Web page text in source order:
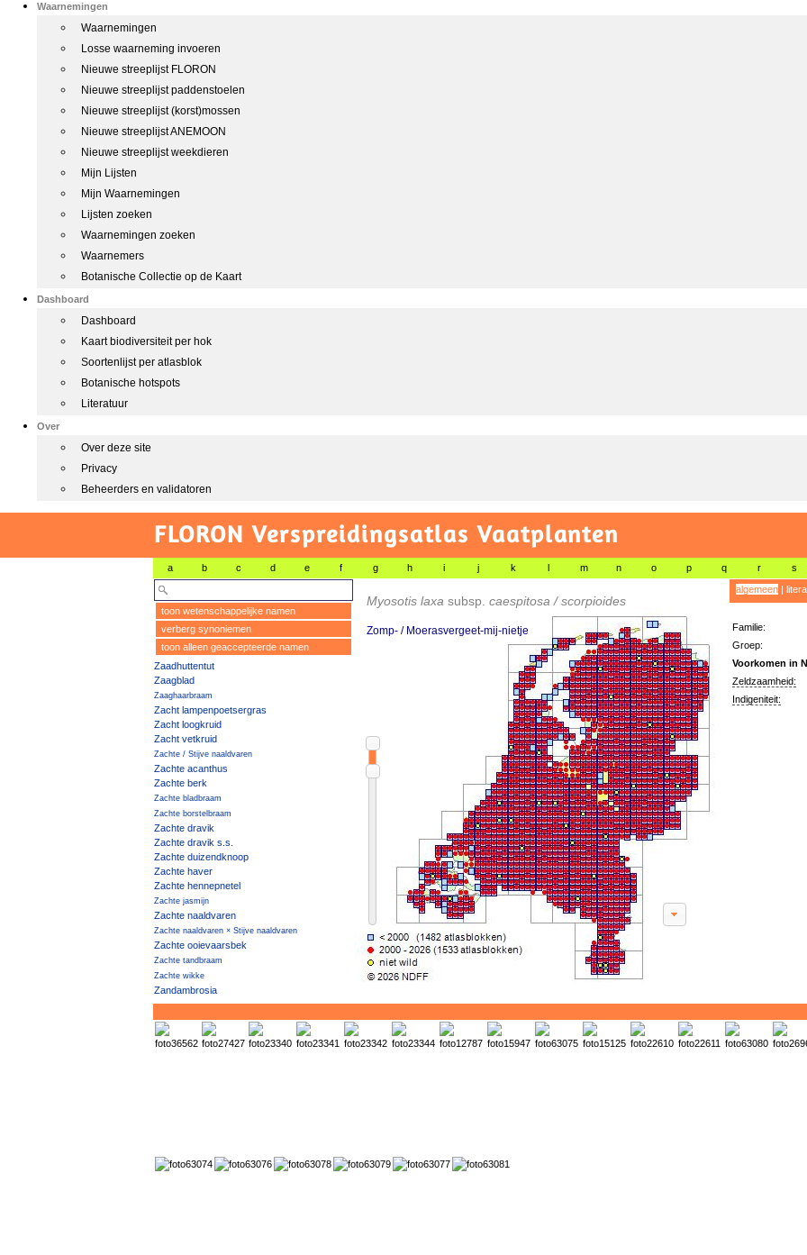
Waarnemingen
Waarnemingen
Losse waarneming invoeren
Nieuwe streeplijst FLORON
Nieuwe streeplijst paddenstoelen
Nieuwe streeplijst (korst)mossen
Nieuwe streeplijst ANEMOON
Nieuwe streeplijst weekdieren
Mijn Lijsten
Mijn Waarnemingen
Lijsten zoeken
Waarnemingen zoeken
Waarnemers
Botanische Collectie op de Kaart
Dashboard
Dashboard
Kaart biodiversiteit per hok
Soortenlijst per atlasblok
Botanische hotspots
Literatuur
Over
Over deze site
Privacy
Beheerders en validatoren
FLORON Verspreidingsatlas Vaatplanten
a b c d e f g h i j k l m n o p q r s
toon wetenschappelijke namen
verberg synoniemen
toon alleen geaccepteerde namen
Zaadhuttentut
Zaagblad
Zaaghaarbraam
Zacht lampenpoetsergras
Zacht loogkruid
Zacht vetkruid
Zachte / Stijve naaldvaren
Zachte acanthus
Zachte berk
Zachte bladbraam
Zachte borstelbraam
Zachte dravik
Zachte dravik s.s.
Zachte duizendknoop
Zachte haver
Zachte hennepnetel
Zachte jasmijn
Zachte naaldvaren
Zachte naaldvaren × Stijve naaldvaren
Zachte ooievaarsbek
Zachte tandbraam
Zachte wikke
Zandambrosia
Zandanjer
Zandbankwilg
Zandblauwtje
Zandbloem
Zandstruisgras
Myosotis laxa subsp. caespitosa / scorpioides
Zomp- / Moerasvergeet-mij-nietje
algemeen|
Familie:
Groep:
Voorkomen in
Zeldzaamheid:
Indigeniteit: